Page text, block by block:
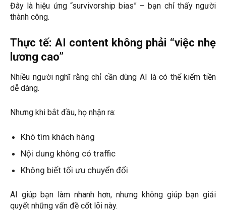
Đây là hiệu ứng “survivorship bias” – bạn chỉ thấy người
thành công.
Thực tế: AI content không phải “việc nhẹ
lương cao”
Nhiều người nghĩ rằng chỉ cần dùng AI là có thể kiếm tiền
dễ dàng.
Nhưng khi bắt đầu, họ nhận ra:
Khó tìm khách hàng
Nội dung không có traffic
Không biết tối ưu chuyển đổi
AI giúp bạn làm nhanh hơn, nhưng không giúp bạn giải
quyết những vấn đề cốt lõi này.